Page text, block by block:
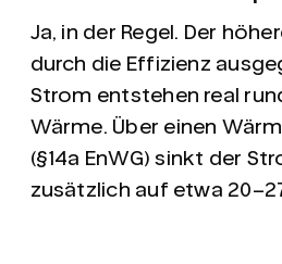
Ja, in der Regel. Der
durch die Effizienz
Strom entstehen real
Wärme. Über einen
(§14a EnWG) sinkt der
zusätzlich auf etwa